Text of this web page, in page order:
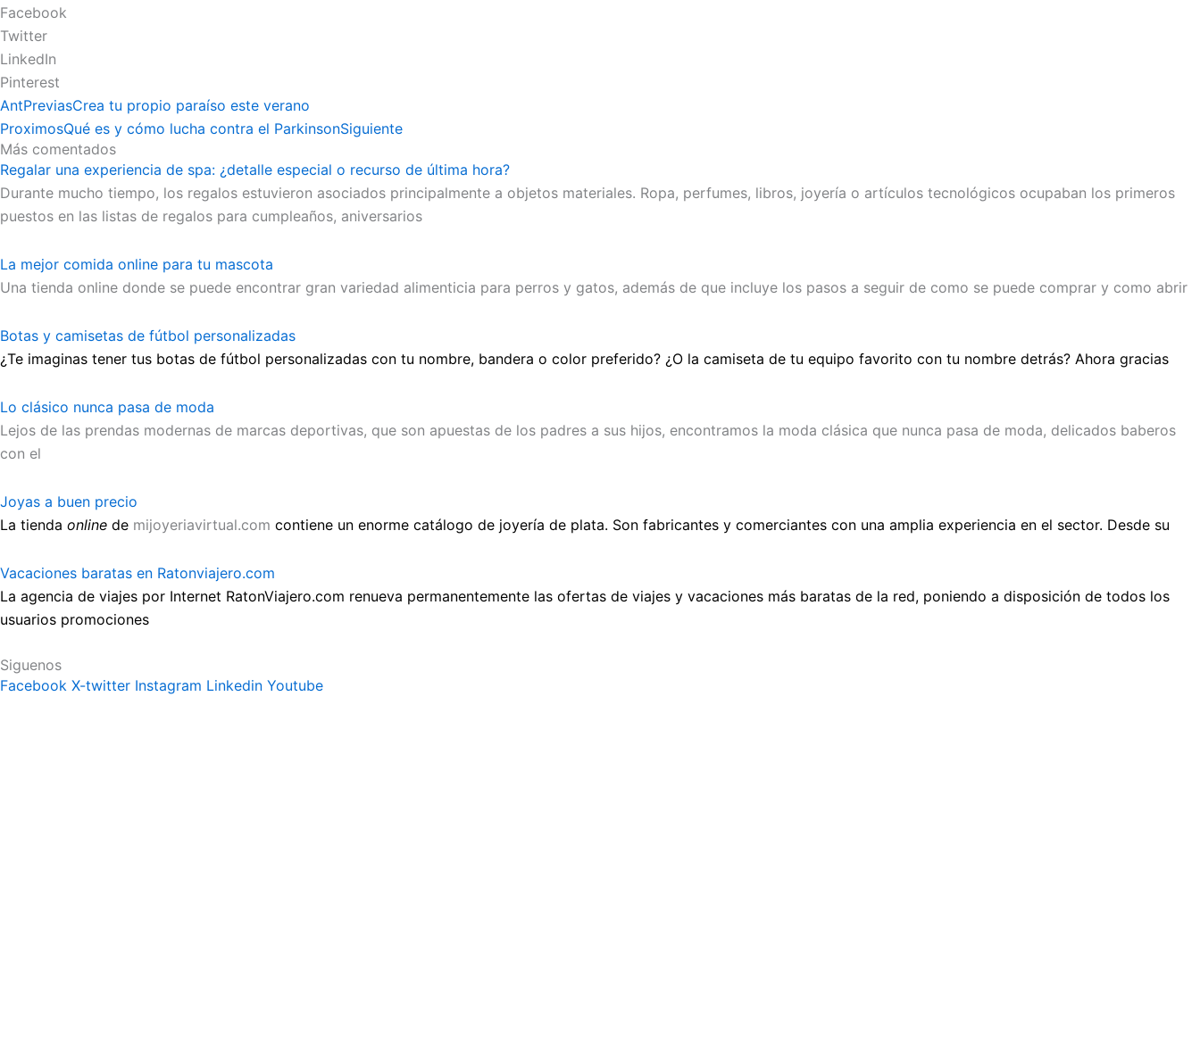
Facebook
Twitter
LinkedIn
Pinterest
AntPreviasCrea tu propio paraíso este verano
ProximosQué es y cómo lucha contra el ParkinsonSiguiente
Más comentados
Regalar una experiencia de spa: ¿detalle especial o recurso de última hora?
Durante mucho tiempo, los regalos estuvieron asociados principalmente a objetos materiales. Ropa, perfumes, libros, joyería o artículos tecnológicos ocupaban los primeros
puestos en las listas de regalos para cumpleaños, aniversarios
La mejor comida online para tu mascota
Una tienda online donde se puede encontrar gran variedad alimenticia para perros y gatos, además de que incluye los pasos a seguir de como se puede comprar y como abrir
Botas y camisetas de fútbol personalizadas
¿Te imaginas tener tus botas de fútbol personalizadas con tu nombre, bandera o color preferido? ¿O la camiseta de tu equipo favorito con tu nombre detrás? Ahora gracias
Lo clásico nunca pasa de moda
Lejos de las prendas modernas de marcas deportivas, que son apuestas de los padres a sus hijos, encontramos la moda clásica que nunca pasa de moda, delicados baberos
con el
Joyas a buen precio
La tienda online de mijoyeriavirtual.com contiene un enorme catálogo de joyería de plata. Son fabricantes y comerciantes con una amplia experiencia en el sector. Desde su
Vacaciones baratas en Ratonviajero.com
La agencia de viajes por Internet RatonViajero.com renueva permanentemente las ofertas de viajes y vacaciones más baratas de la red, poniendo a disposición de todos los
usuarios promociones
Siguenos
Facebook X-twitter Instagram Linkedin Youtube